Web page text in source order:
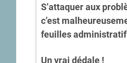
S’attaquer aux
c’est
feuilles
Un vrai dédale !